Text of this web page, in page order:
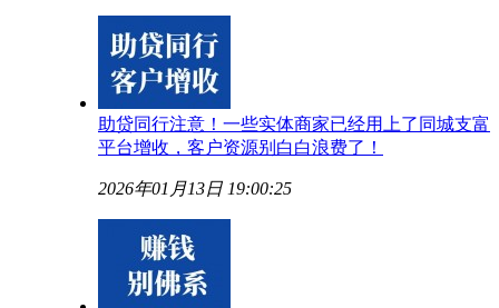
助贷同行注意！一些实体商家已经用上了同城支富
平台增收，客户资源别白白浪费了！
2026年01月13日 19:00:25